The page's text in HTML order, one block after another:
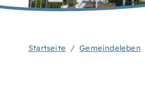
Startseite Gemeindeleben